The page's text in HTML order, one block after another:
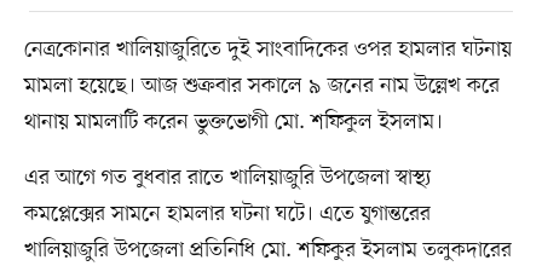
নেত্রকোনার খালিয়াজুরিতে দুই সাংবাদিকের ওপর হামলার ঘটনায়
মামলা হয়েছে। আজ শুক্রবার সকালে ৯ জনের নাম উল্লেখ করে
থানায় মামলাটি করেন ভুক্তভোগী মো. শফিকুল ইসলাম।
এর আগে গত বুধবার রাতে খালিয়াজুরি উপজেলা স্বাস্থ্য
কমপ্লেক্সের সামনে হামলার ঘটনা ঘটে। এতে যুগান্তরের
খালিয়াজুরি উপজেলা প্রতিনিধি মো. শফিকুর ইসলাম তলুকদারের